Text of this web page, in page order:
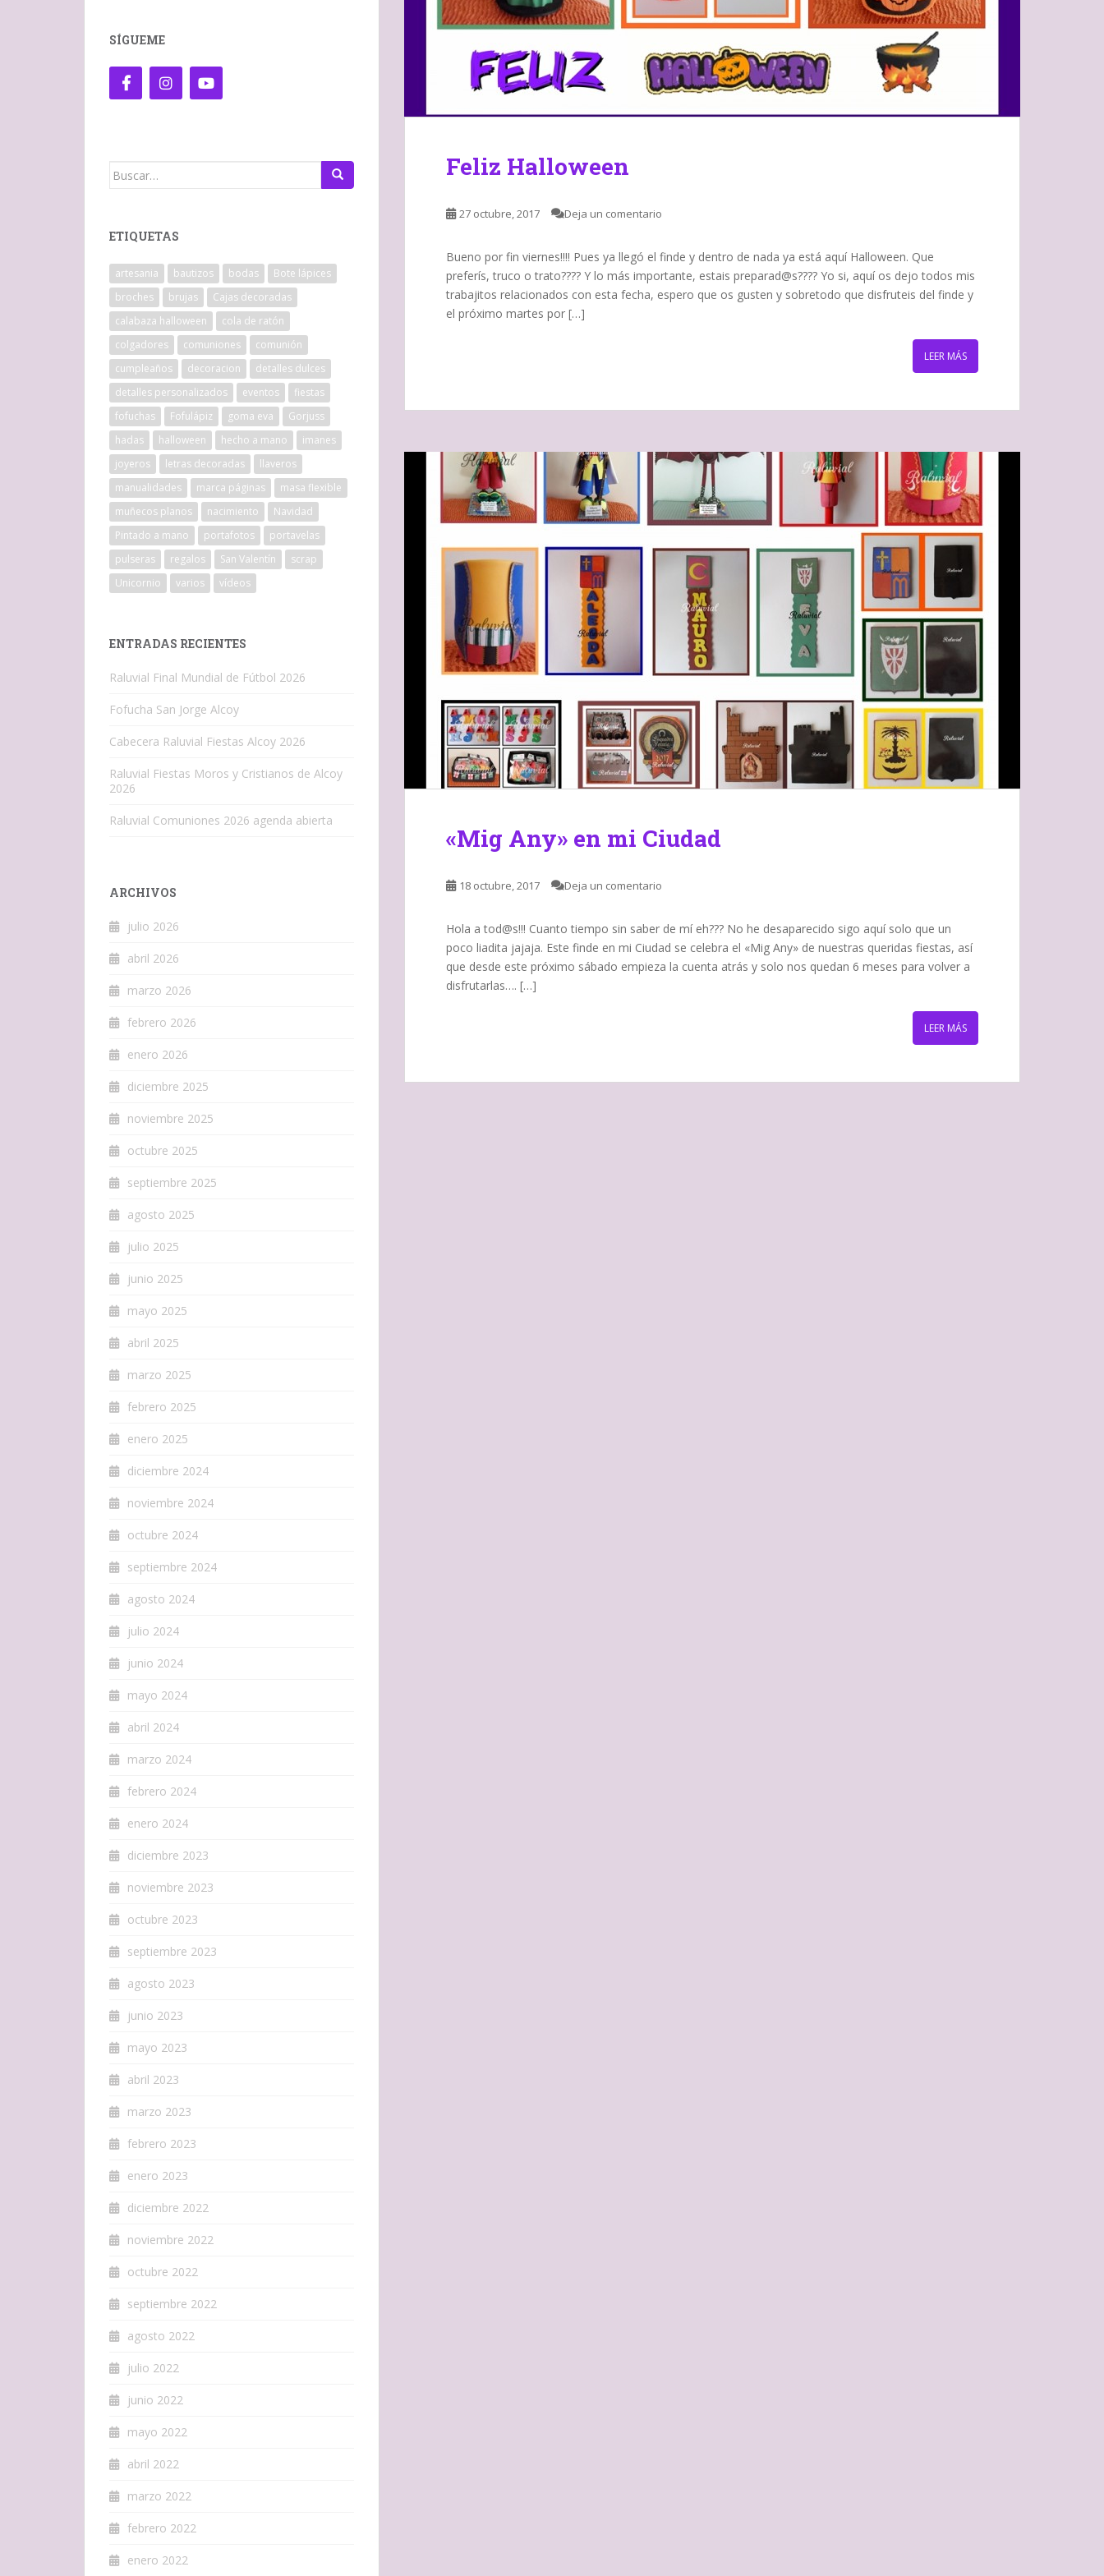
Feliz Halloween
27 octubre, 2017 Deja un comentario
Bueno por fin viernes!!!! Pues ya llegó el finde y dentro de nada ya está aquí Halloween. Que
preferís, truco o trato???? Y lo más importante, estais preparad@s???? Yo si, aquí os dejo todos mis
trabajitos relacionados con esta fecha, espero que os gusten y sobretodo que disfruteis del finde y
el próximo martes por […]
LEER MÁS
«Mig Any» en mi Ciudad
18 octubre, 2017 Deja un comentario
Hola a tod@s!!! Cuanto tiempo sin saber de mí eh??? No he desaparecido sigo aquí solo que un
poco liadita jajaja. Este finde en mi Ciudad se celebra el «Mig Any» de nuestras queridas fiestas, así
que desde este próximo sábado empieza la cuenta atrás y solo nos quedan 6 meses para volver a
disfrutarlas…. […]
LEER MÁS
SÍGUEME
Buscar:
ETIQUETAS
artesania bautizos bodas
Bote lápices
broches
brujas
Cajas decoradas
calabaza halloween
cola de ratón
colgadores
comuniones
comunión
cumpleaños
decoracion
detalles dulces
detalles personalizados
eventos
fiestas
fofuchas
Fofulápiz goma eva
Gorjuss
hadas
halloween hecho a mano
imanes
joyeros
letras decoradas
llaveros
manualidades
marca páginas
masa flexible
muñecos planos
nacimiento
Navidad
Pintado a mano
portafotos
portavelas
pulseras
regalos San Valentín
scrap
Unicornio
varios vídeos
ENTRADAS RECIENTES
Raluvial Final Mundial de Fútbol 2026
Fofucha San Jorge Alcoy
Cabecera Raluvial Fiestas Alcoy 2026
Raluvial Fiestas Moros y Cristianos de Alcoy
2026
Raluvial Comuniones 2026 agenda abierta
ARCHIVOS
julio 2026
abril 2026
marzo 2026
febrero 2026
enero 2026
diciembre 2025
noviembre 2025
octubre 2025
septiembre 2025
agosto 2025
julio 2025
junio 2025
mayo 2025
abril 2025
marzo 2025
febrero 2025
enero 2025
diciembre 2024
noviembre 2024
octubre 2024
septiembre 2024
agosto 2024
julio 2024
junio 2024
mayo 2024
abril 2024
marzo 2024
febrero 2024
enero 2024
diciembre 2023
noviembre 2023
octubre 2023
septiembre 2023
agosto 2023
junio 2023
mayo 2023
abril 2023
marzo 2023
febrero 2023
enero 2023
diciembre 2022
noviembre 2022
octubre 2022
septiembre 2022
agosto 2022
julio 2022
junio 2022
mayo 2022
abril 2022
marzo 2022
febrero 2022
enero 2022